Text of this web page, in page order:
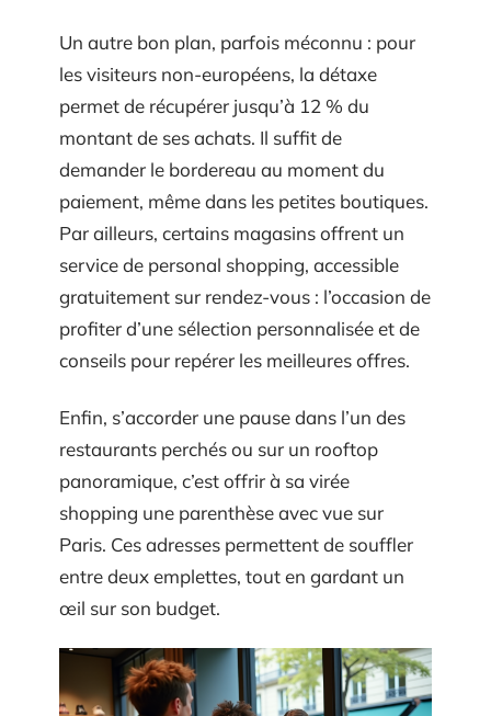
Un autre bon plan, parfois méconnu : pour
les visiteurs non-européens, la détaxe
permet de récupérer jusqu’à 12 % du
montant de ses achats. Il suffit de
demander le bordereau au moment du
paiement, même dans les petites boutiques.
Par ailleurs, certains magasins offrent un
service de personal shopping, accessible
gratuitement sur rendez-vous : l’occasion de
profiter d’une sélection personnalisée et de
conseils pour repérer les meilleures offres.
Enfin, s’accorder une pause dans l’un des
restaurants perchés ou sur un rooftop
panoramique, c’est offrir à sa virée
shopping une parenthèse avec vue sur
Paris. Ces adresses permettent de souffler
entre deux emplettes, tout en gardant un
œil sur son budget.